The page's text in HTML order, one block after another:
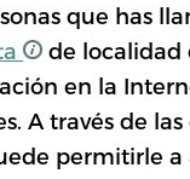
que has
de localidad
en la
A través de
permitirle